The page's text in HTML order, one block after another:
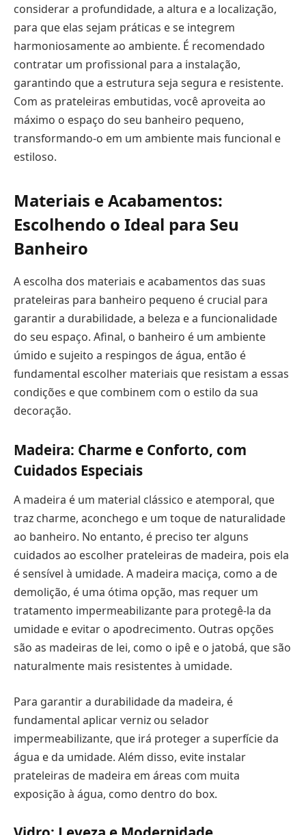
considerar a profundidade, a altura e a localização,
para que elas sejam práticas e se integrem
harmoniosamente ao ambiente. É recomendado
contratar um profissional para a instalação,
garantindo que a estrutura seja segura e resistente.
Com as prateleiras embutidas, você aproveita ao
máximo o espaço do seu banheiro pequeno,
transformando-o em um ambiente mais funcional e
estiloso.
Materiais e Acabamentos:
Escolhendo o Ideal para Seu
Banheiro
A escolha dos materiais e acabamentos das suas
prateleiras para banheiro pequeno é crucial para
garantir a durabilidade, a beleza e a funcionalidade
do seu espaço. Afinal, o banheiro é um ambiente
úmido e sujeito a respingos de água, então é
fundamental escolher materiais que resistam a essas
condições e que combinem com o estilo da sua
decoração.
Madeira: Charme e Conforto, com
Cuidados Especiais
A madeira é um material clássico e atemporal, que
traz charme, aconchego e um toque de naturalidade
ao banheiro. No entanto, é preciso ter alguns
cuidados ao escolher prateleiras de madeira, pois ela
é sensível à umidade. A madeira maciça, como a de
demolição, é uma ótima opção, mas requer um
tratamento impermeabilizante para protegê-la da
umidade e evitar o apodrecimento. Outras opções
são as madeiras de lei, como o ipê e o jatobá, que são
naturalmente mais resistentes à umidade.
Para garantir a durabilidade da madeira, é
fundamental aplicar verniz ou selador
impermeabilizante, que irá proteger a superfície da
água e da umidade. Além disso, evite instalar
prateleiras de madeira em áreas com muita
exposição à água, como dentro do box.